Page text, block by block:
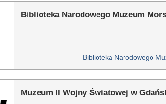
Biblioteka Narodowego Muzeum
Biblioteka Narodowego
Muzeum II Wojny Światowej w